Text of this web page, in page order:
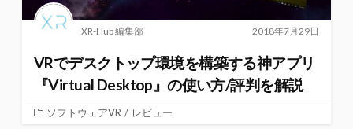
2018年7月29日
XR-Hub 編集部
VRでデスクトップ環境を構築する神アプリ
『Virtual Desktop』の使い方/評判を解説
ソフトウェアVR / レビュー